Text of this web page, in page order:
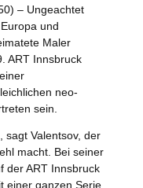
– Ungeachtet
und
Maler
ART Innsbruck
neo-
sein.
sagt Valentsov, der
macht. Bei seiner
der ART Innsbruck
einer ganzen Serie